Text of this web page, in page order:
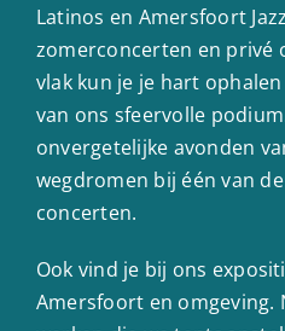
Latinos en Amersfoort
zomerconcerten en privé
vlak kun je je hart
van ons sfeervolle
onvergetelijke avonden
wegdromen bij één van
concerten.
Ook vind je bij ons
Amersfoort en omgeving.